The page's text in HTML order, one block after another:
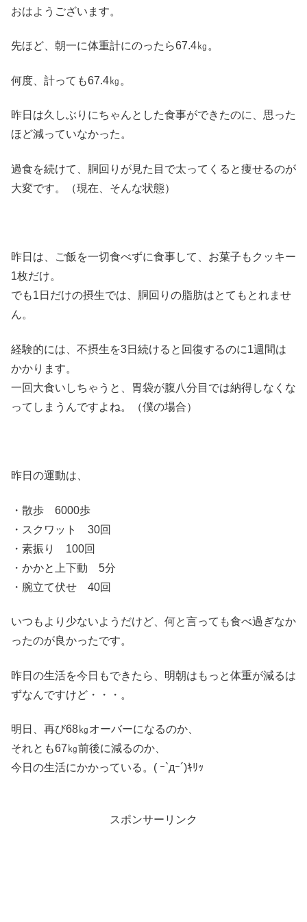
おはようございます。
先ほど、朝一に体重計にのったら67.4㎏。
何度、計っても67.4㎏。
昨日は久しぶりにちゃんとした食事ができたのに、思った
ほど減っていなかった。
過食を続けて、胴回りが見た目で太ってくると痩せるのが
大変です。（現在、そんな状態）
昨日は、ご飯を一切食べずに食事して、お菓子もクッキー
1枚だけ。
でも1日だけの摂生では、胴回りの脂肪はとてもとれませ
ん。
経験的には、不摂生を3日続けると回復するのに1週間は
かかります。
一回大食いしちゃうと、胃袋が腹八分目では納得しなくな
ってしまうんですよね。（僕の場合）
昨日の運動は、
・散歩 6000歩
・スクワット 30回
・素振り 100回
・かかと上下動 5分
・腕立て伏せ 40回
いつもより少ないようだけど、何と言っても食べ過ぎなか
ったのが良かったです。
昨日の生活を今日もできたら、明朝はもっと体重が減るは
ずなんですけど・・・。
明日、再び68㎏オーバーになるのか、
それとも67㎏前後に減るのか、
今日の生活にかかっている。( ｰ`дｰ´)ｷﾘｯ
スポンサーリンク